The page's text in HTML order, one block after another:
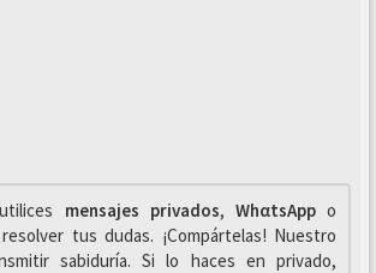
mensajes privados, WhαtsAppo
tus dudas. ¡Compártelas! Nuestro
sabiduría. Si lo haces en privado,